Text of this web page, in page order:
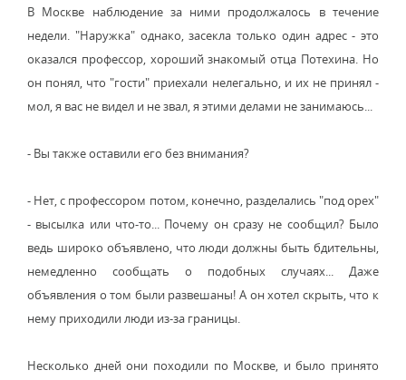
В Москве наблюдение за ними продолжалось в течение
недели. "Наружка" однако, засекла только один адрес - это
оказался профессор, хороший знакомый отца Потехина. Но
он понял, что "гости" приехали нелегально, и их не принял -
мол, я вас не видел и не звал, я этими делами не занимаюсь...
- Вы также оставили его без внимания?
- Нет, с профессором потом, конечно, разделались "под орех"
- высылка или что-то... Почему он сразу не сообщил? Было
ведь широко объявлено, что люди должны быть бдительны,
немедленно сообщать о подобных случаях... Даже
объявления о том были развешаны! А он хотел скрыть, что к
нему приходили люди из-за границы.
Несколько дней они походили по Москве, и было принято